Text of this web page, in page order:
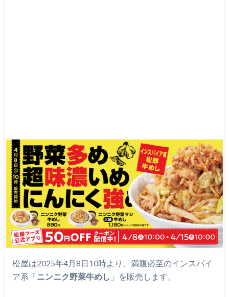
松屋は2025年4月8日10時より、満腹必至のインスパイ
ア系「ニンニク野菜牛めし 」を販売します。